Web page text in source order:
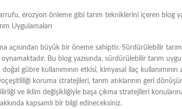
erozyon önleme gibi tarım tekniklerini içeren blog
Uygulamaları
açısından büyük bir öneme sahiptir. Sürdürülebilir
Bu blog yazısında, sürdürülebilir tarım
gübre kullanımının etkisi, kimyasal ilaç kullanımının
koruma stratejileri, tarım atıklarının geri
ve iklim değişikliğiyle başa çıkma stratejileri
kapsamlı bir bilgi edineceksiniz.